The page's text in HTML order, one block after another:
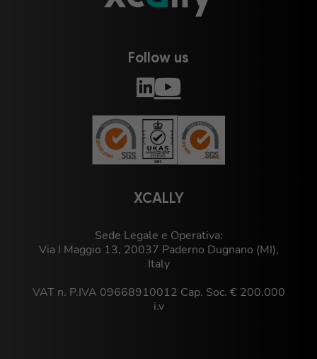
XCALLY
Sede Legale e Operativa:
Via I Maggio 13, 20037 Paderno Dugnano (MI),
Italy
VAT n. P.IVA 09668910012 Cap. Soc. € 200.000
i.v
Follow us